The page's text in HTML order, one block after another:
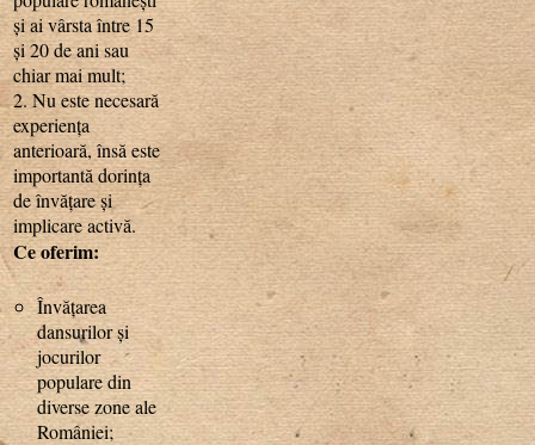
și ai vârsta între 15
și 20 de ani sau
chiar mai mult;
2. Nu este necesară
experiența
anterioară, însă este
importantă dorința
de învățare și
implicare activă.
Ce oferim:
Învățarea
dansurilor și
jocurilor
populare din
diverse zone ale
României;